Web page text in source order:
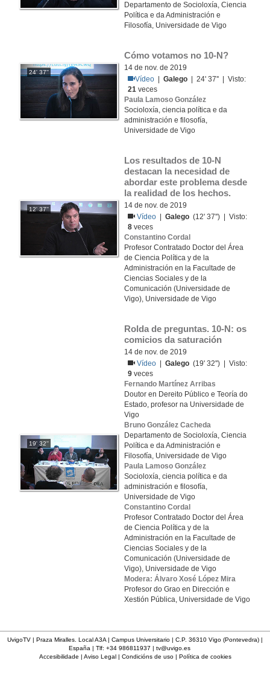
Departamento de Socioloxía, Ciencia
Política e da Administración e
Filosofía, Universidade de Vigo
24' 37''
Cómo votamos no 10-N?
14 de nov. de 2019
Vídeo |Galego | 24' 37'' | Visto:
21 veces
Paula Lamoso González
Socioloxía, ciencia política e da
administración e filosofía,
Universidade de Vigo
12' 37''
Los resultados de 10-N
destacan la necesidad de
abordar este problema desde
la realidad de los hechos.
14 de nov. de 2019
Vídeo
|Galego (12' 37'') | Visto:
8 veces
Constantino Cordal
Profesor Contratado Doctor del Área
de Ciencia Política y de la
Administración en la Facultade de
Ciencias Sociales y de la
Comunicación (Universidade de
Vigo), Universidade de Vigo
19' 32''
Rolda de preguntas. 10-N: os
comicios da saturación
14 de nov. de 2019
Vídeo
|Galego (19' 32'') | Visto:
9 veces
Fernando Martínez Arribas
Doutor en Dereito Público e Teoría do
Estado, profesor na Universidade de
Vigo
Bruno González Cacheda
Departamento de Socioloxía, Ciencia
Política e da Administración e
Filosofía, Universidade de Vigo
Paula Lamoso González
Socioloxía, ciencia política e da
administración e filosofía,
Universidade de Vigo
Constantino Cordal
Profesor Contratado Doctor del Área
de Ciencia Política y de la
Administración en la Facultade de
Ciencias Sociales y de la
Comunicación (Universidade de
Vigo), Universidade de Vigo
Modera: Álvaro Xosé López Mira
Profesor do Grao en Dirección e
Xestión Pública, Universidade de Vigo
UvigoTV | Praza Miralles. Local A3A | Campus Universitario | C.P. 36310 Vigo (Pontevedra) |
España | Tlf: +34 986811937 | tv@uvigo.es
Accesibilidade | Aviso Legal| Condicións de uso| Política de cookies